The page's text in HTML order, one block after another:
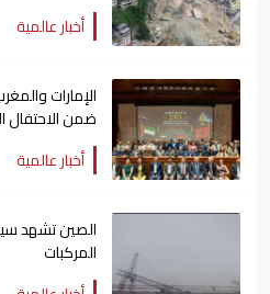
أخبار عالمية
الإمارات
ضمن الاحتفال الـ250 لاستقلال
أخبار عالمية
الصين تشهد
المركبات